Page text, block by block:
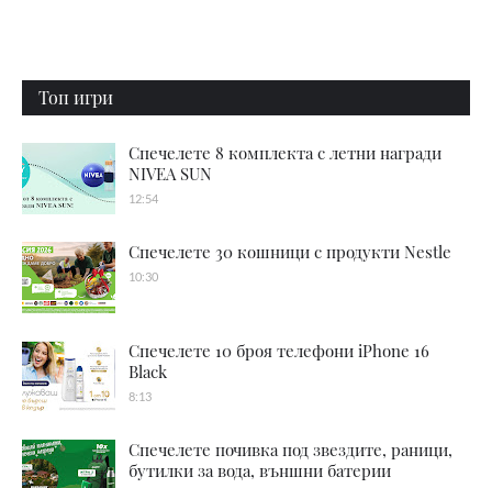
Топ игри
Спечелете 8 комплекта с летни награди
NIVEA SUN
12:54
Спечелете 30 кошници с продукти Nestle
10:30
Спечелете 10 броя телефони iPhone 16
Black
8:13
Спечелете почивка под звездите, раници,
бутилки за вода, външни батерии